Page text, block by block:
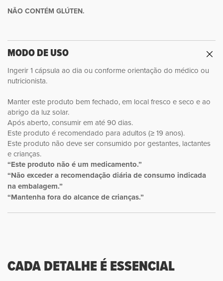
NÃO CONTÉM GLÚTEN.
MODO DE USO
Ingerir 1 cápsula ao dia ou conforme orientação do médico ou
nutricionista.
Manter este produto bem fechado, em local fresco e seco e ao
abrigo da luz solar.
Após aberto, consumir em até 90 dias.
Este produto é recomendado para adultos (≥ 19 anos).
Este produto não deve ser consumido por gestantes, lactantes
e crianças.
“Este produto não é um medicamento.”
“Não exceder a recomendação diária de consumo indicada
na embalagem.”
“Mantenha fora do alcance de crianças.”
CADA DETALHE É ESSENCIAL